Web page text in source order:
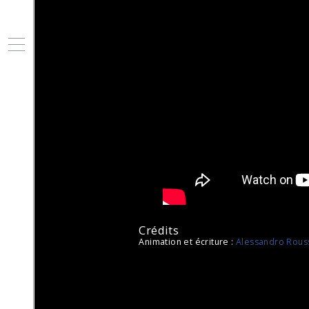
Crédits
Animation et écriture : Alessandro
Ouvir/Fermer